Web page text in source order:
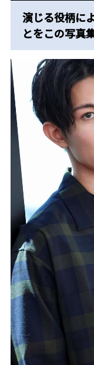
演じる役柄に
とをこの写真